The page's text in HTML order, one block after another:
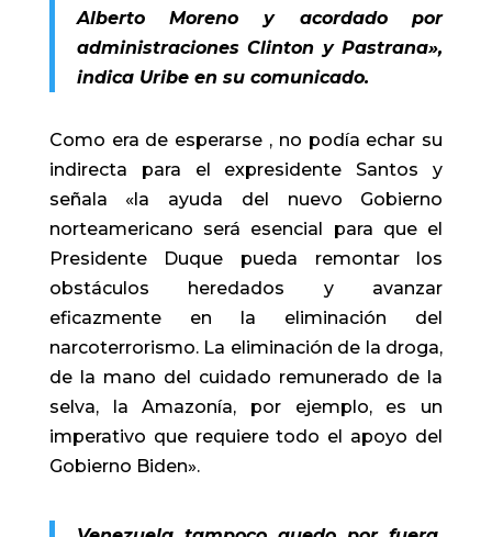
Alberto Moreno y acordado por
administraciones Clinton y Pastrana»,
indica Uribe en su comunicado.
Como era de esperarse , no podía echar su
indirecta para el expresidente Santos y
señala «la ayuda del nuevo Gobierno
norteamericano será esencial para que el
Presidente Duque pueda remontar los
obstáculos heredados y avanzar
eficazmente en la eliminación del
narcoterrorismo. La eliminación de la droga,
de la mano del cuidado remunerado de la
selva, la Amazonía, por ejemplo, es un
imperativo que requiere todo el apoyo del
Gobierno Biden».